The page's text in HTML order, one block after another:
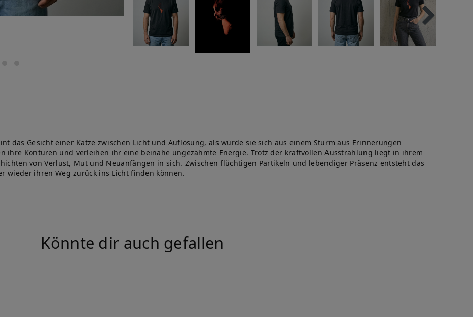
ch
lis
das Gesicht einer Katze zwischen Licht und Auflösung, als würde sie sich aus einem Sturm aus Erinnerungen
ihre Konturen und verleihen ihr eine beinahe ungezähmte Energie. Trotz der kraftvollen Ausstrahlung liegt in ihrem
von Verlust, Mut und Neuanfängen in sich. Zwischen flüchtigen Partikeln und lebendiger Präsenz entsteht das
wieder ihren Weg zurück ins Licht finden können.
Könnte dir auch gefallen